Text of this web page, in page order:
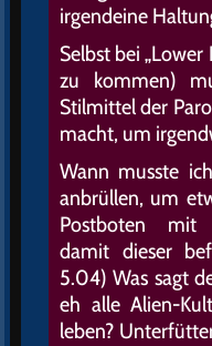
irgendeine
Selbst bei
zu kommen)
Stilmittel der
macht, um
Wann musste
anbrüllen, um
Postboten mit
damit dieser
5.04) Was sagt
eh alle Alien-
leben?